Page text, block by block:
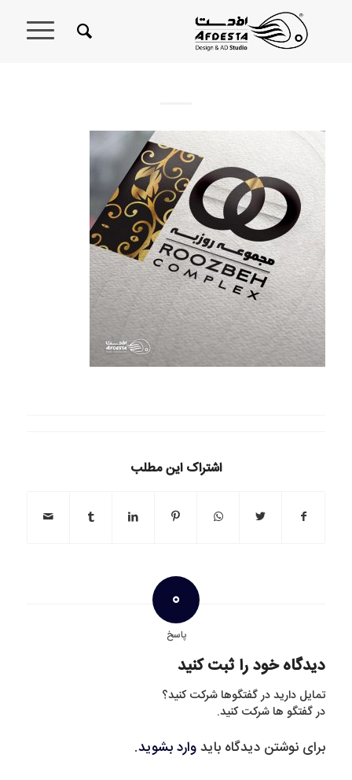
اشتراک این مطلب
0
پاسخ
دیدگاه خود را ثبت کنید
تمایل دارید در گفتگوها شرکت کنید؟
در گفتگو ها شرکت کنید.
برای نوشتن دیدگاه بایدوارد بشوید.